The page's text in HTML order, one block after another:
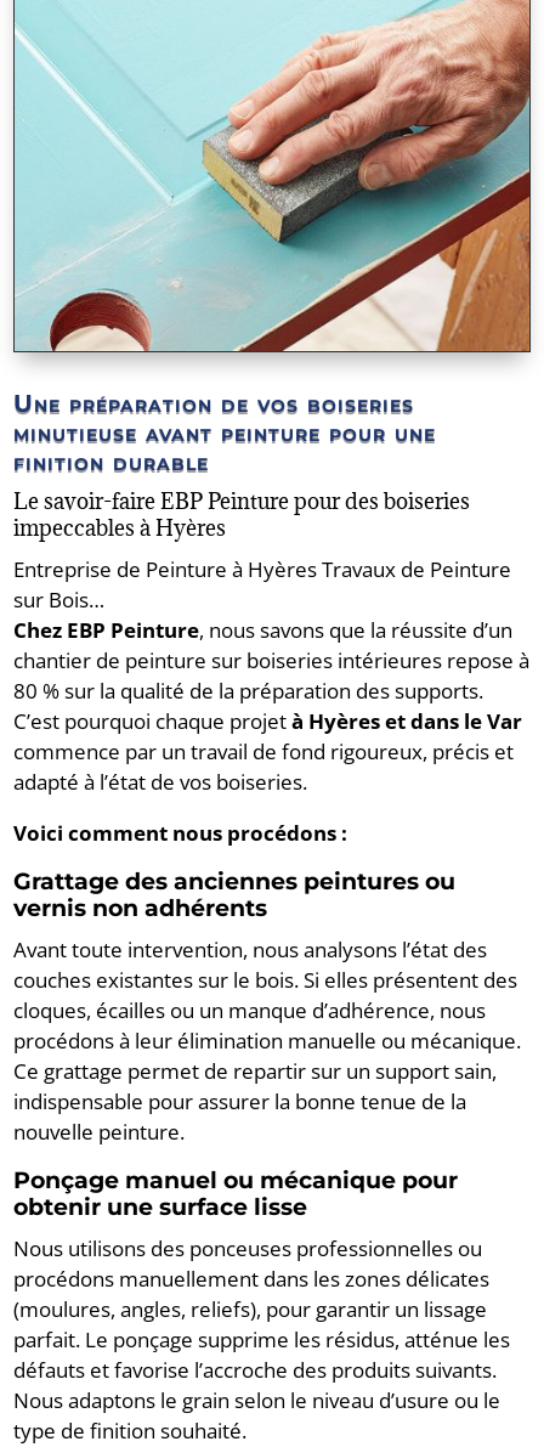
Une préparation de vos boiseries
minutieuse avant peinture pour une
finition durable
Le savoir-faire EBP Peinture pour des boiseries
impeccables à Hyères
Entreprise de Peinture à Hyères Travaux de Peinture
sur Bois…
Chez EBP Peinture, nous savons que la réussite d’un
chantier de peinture sur boiseries intérieures repose à
80 % sur la qualité de la préparation des supports.
C’est pourquoi chaque projetà Hyères et dans le Var
commence par un travail de fond rigoureux, précis et
adapté à l’état de vos boiseries.
Voici comment nous procédons :
Grattage des anciennes peintures ou
vernis non adhérents
Avant toute intervention, nous analysons l’état des
couches existantes sur le bois. Si elles présentent des
cloques, écailles ou un manque d’adhérence, nous
procédons à leur élimination manuelle ou mécanique.
Ce grattage permet de repartir sur un support sain,
indispensable pour assurer la bonne tenue de la
nouvelle peinture.
Ponçage manuel ou mécanique pour
obtenir une surface lisse
Nous utilisons des ponceuses professionnelles ou
procédons manuellement dans les zones délicates
(moulures, angles, reliefs), pour garantir un lissage
parfait. Le ponçage supprime les résidus, atténue les
défauts et favorise l’accroche des produits suivants.
Nous adaptons le grain selon le niveau d’usure ou le
type de finition souhaité.